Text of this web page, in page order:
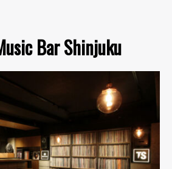
Bar Shinjuku